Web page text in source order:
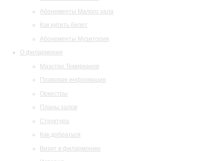
Абонементы Малого зала
Как купить билет
Абонементы Музитория
О филармонии
Маэстро Темирканов
Правовая информация
Оркестры
Планы залов
Структура
Как добраться
Визит в филармонию